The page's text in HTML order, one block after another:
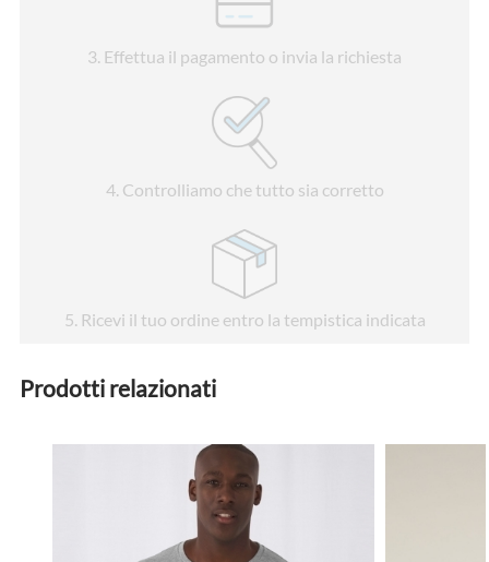
3. Effettua il pagamento o invia la richiesta
4. Controlliamo che tutto sia corretto
5 . Ricevi il tuo ordine entro la tempistica indicata
Prodotti relazionati